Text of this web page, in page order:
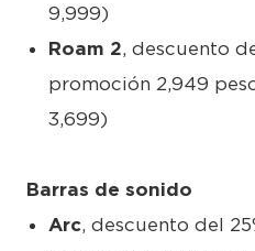
9,999)
Roam 2, descuento
promoción 2,949
3,699)
Barras de sonido
Arc, descuento del